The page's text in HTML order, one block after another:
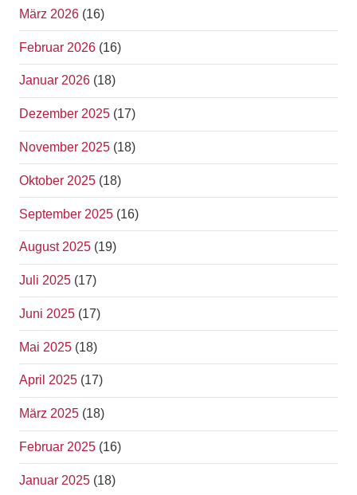
März 2026 (16)
Februar 2026 (16)
Januar 2026 (18)
Dezember 2025 (17)
November 2025 (18)
Oktober 2025 (18)
September 2025 (16)
August 2025 (19)
Juli 2025 (17)
Juni 2025 (17)
Mai 2025 (18)
April 2025 (17)
März 2025 (18)
Februar 2025 (16)
Januar 2025 (18)